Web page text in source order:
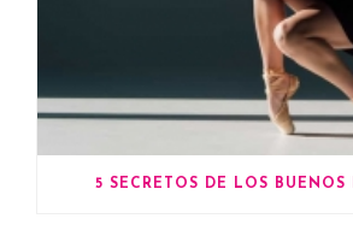
5 SECRETOS DE LOS BUENOS